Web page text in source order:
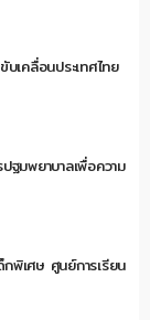
เคลื่อนประเทศไทย
ฐมพยาบาลเพื่อความ
พิเศษ ศูนย์การเรียน